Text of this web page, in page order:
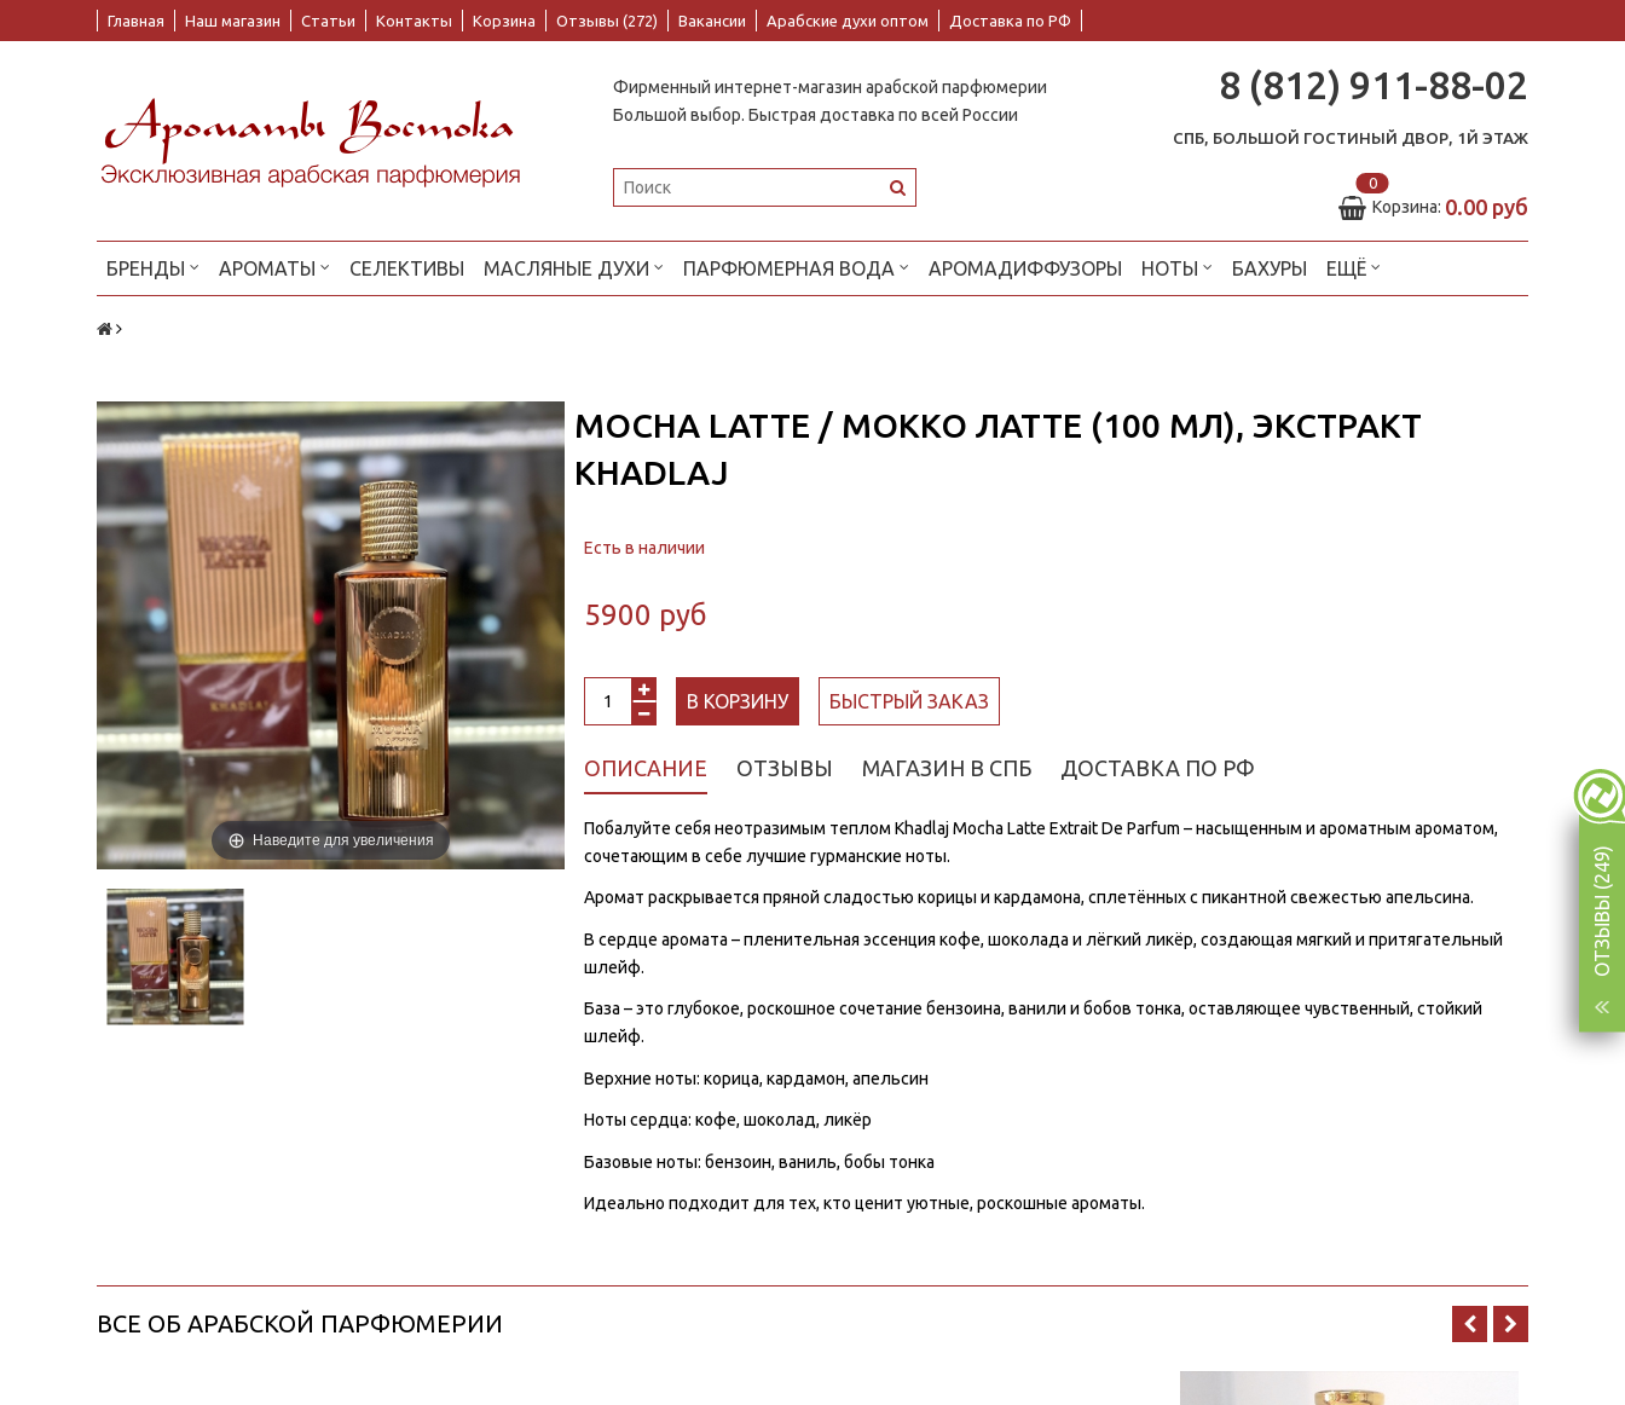
Главная Наш магазин Статьи Контакты Корзина Отзывы (272) Вакансии Арабские духи оптом Доставка по РФ
Фирменный интернет-магазин арабской парфюмерии
Большой выбор. Быстрая доставка по всей России
8 (812) 911-88-02
СПБ, БОЛЬШОЙ ГОСТИНЫЙ ДВОР, 1Й ЭТАЖ
0
Корзина: 0.00 руб
БРЕНДЫ АРОМАТЫ СЕЛЕКТИВЫ МАСЛЯНЫЕ ДУХИ ПАРФЮМЕРНАЯ ВОДА АРОМАДИФФУЗОРЫ НОТЫ БАХУРЫ ЕЩЁ
MOCHA LATTE / МОККО ЛАТТЕ (100 МЛ), ЭКСТРАКТ
KHADLAJ
Наведите для увеличения
Есть в наличии
5900 руб
В КОРЗИНУ БЫСТРЫЙ ЗАКАЗ
ОПИСАНИЕ ОТЗЫВЫ МАГАЗИН В СПБ ДОСТАВКА ПО РФ
Побалуйте себя неотразимым теплом Khadlaj Mocha Latte Extrait De Parfum – насыщенным и ароматным ароматом,
сочетающим в себе лучшие гурманские ноты.
Аромат раскрывается пряной сладостью корицы и кардамона, сплетённых с пикантной свежестью апельсина.
В сердце аромата – пленительная эссенция кофе, шоколада и лёгкий ликёр, создающая мягкий и притягательный
шлейф.
База – это глубокое, роскошное сочетание бензоина, ванили и бобов тонка, оставляющее чувственный, стойкий
шлейф.
Верхние ноты: корица, кардамон, апельсин
Ноты сердца: кофе, шоколад, ликёр
Базовые ноты: бензоин, ваниль, бобы тонка
Идеально подходит для тех, кто ценит уютные, роскошные ароматы.
ВСЕ ОБ АРАБСКОЙ ПАРФЮМЕРИИ
ОТЗЫВЫ (249)